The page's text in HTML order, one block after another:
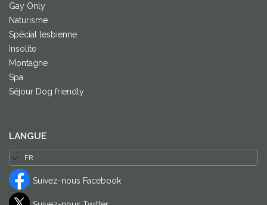
Gay Only
Naturisme
Spécial lesbienne
Insolite
Montagne
Spa
Séjour Dog friendly
LANGUE
Suivez-nous Facebook